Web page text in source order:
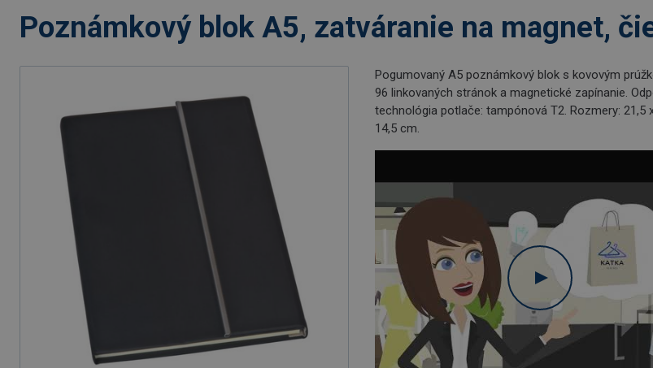
Poznámkový blok A5, zatváranie na magnet,
Pogumovaný A5 poznámkový blok s kovovým
96 linkovaných stránok a magnetické zapínanie.
technológia potlače: tampónová T2. Rozmery: 21,5
14,5 cm.